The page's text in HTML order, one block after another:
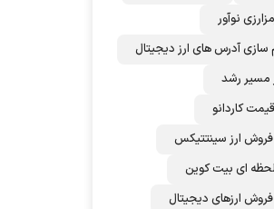
نوآور
آدرس های ارز دیجیتال
مسیر رشد
کاردانو
ارز سینتتیکس
ای بیت کوین
ارزهای دیجیتال